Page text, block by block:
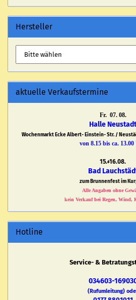
Hersteller
aktuelle Verkaufstermine
Fr. 07. 08.
Halle Neustadt
Wochenmarkt Ecke Albert- Einstein- Str. /
von 8.15 bis ca.
15.+16.08.
Bad
zum Brunnenfest im
Alle Angaben ohne
kein Verkauf bei Regen, Wind,
Hotline
Service- &
034603-
(Rufumleitung)